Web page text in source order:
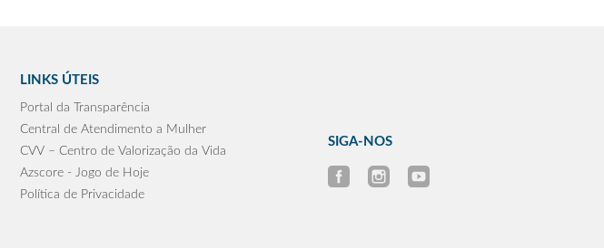
LINKS ÚTEIS
Portal da Transparência
Central de Atendimento a Mulher
CVV – Centro de Valorização da Vida
Azscore - Jogo de Hoje
Política de Privacidade
SIGA-NOS